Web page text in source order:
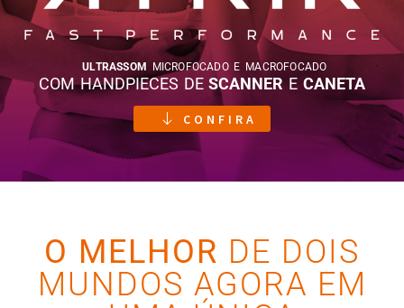
ULTRASSOM MICROFOCADO E MACROFOCADO
COM HANDPIECES DESCANNER E CANETA
CONFIRA
O MELHOR DE DOIS
MUNDOS AGORA EM